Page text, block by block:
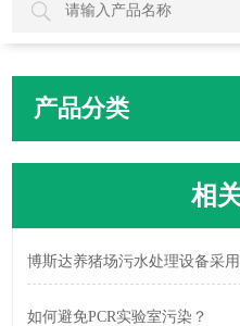
产品分类
相
博斯达养猪场污水处理设备采
如何避免PCR实验室污染？